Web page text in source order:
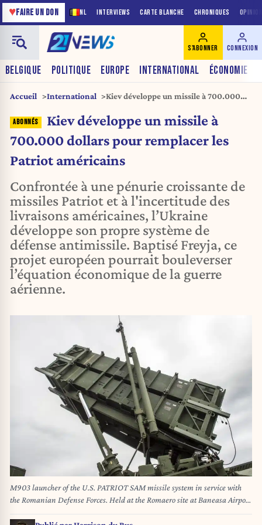
NL INTERVIEWS CARTE BLANCHE CHRONIQUES
♥FAIRE UN DON
BELGIQUE POLITIQUE EUROPE INTERNATIONAL ÉCONOMIE
S'ABONNER CONNEXION
Accueil International
Kiev développe un missile à 700.000
américains
Kiev développe un missile à
700.000 dollars pour remplacer les
Patriot américains
Confrontée à une pénurie croissante de
missiles Patriot et à l'incertitude des
livraisons américaines, l’Ukraine
développe son propre système de
défense antimissile. Baptisé Freyja, ce
projet européen pourrait bouleverser
l’équation économique de la guerre
aérienne.
M903 launcher of the U.S. PATRIOT SAM missile system in service with
the Romanian Defense Forces. Held at the Romaero site at Baneasa Airport
near Bucharest, the tenth edition of the Black Sea Defense & Aerospace